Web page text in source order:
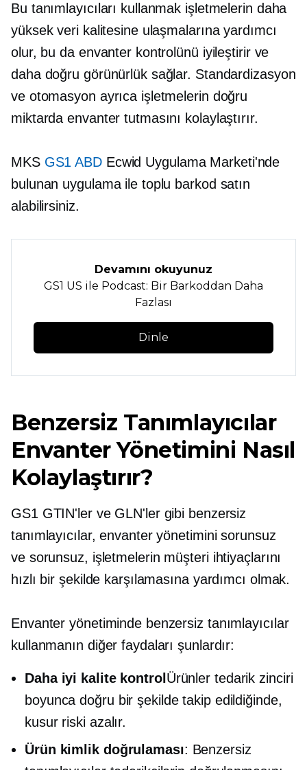
Bu tanımlayıcıları kullanmak işletmelerin daha
yüksek veri kalitesine ulaşmalarına yardımcı
olur, bu da envanter kontrolünü iyileştirir ve
daha doğru görünürlük sağlar. Standardizasyon
ve otomasyon ayrıca işletmelerin doğru
miktarda envanter tutmasını kolaylaştırır.
MKS GS1 ABDEcwid Uygulama Marketi'nde
bulunan uygulama ile toplu barkod satın
alabilirsiniz.
Devamını okuyunuz
GS1 US ile Podcast: Bir Barkoddan Daha
Fazlası
Dinle
Benzersiz Tanımlayıcılar
Envanter Yönetimini Nasıl
Kolaylaştırır?
GS1 GTIN'ler ve GLN'ler gibi benzersiz
tanımlayıcılar, envanter yönetimini sorunsuz
ve sorunsuz, işletmelerin müşteri ihtiyaçlarını
hızlı bir şekilde karşılamasına yardımcı olmak.
Envanter yönetiminde benzersiz tanımlayıcılar
kullanmanın diğer faydaları şunlardır:
Daha iyi kalite kontrol Ürünler tedarik zinciri
boyunca doğru bir şekilde takip edildiğinde,
kusur riski azalır.
Ürün kimlik doğrulaması: Benzersiz